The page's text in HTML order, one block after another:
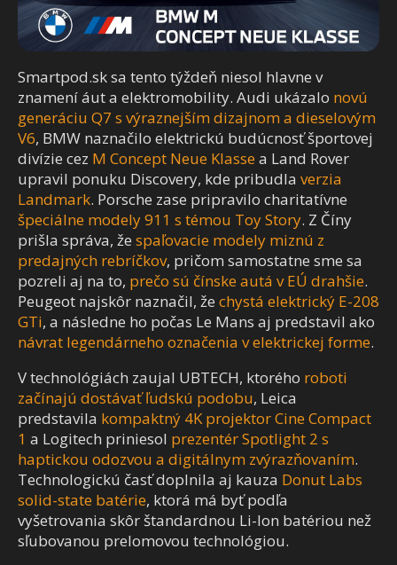
Smartpod.sk sa tento týždeň niesol hlavne v
znamení áut a elektromobility. Audi ukázalo novú
generáciu Q7 s výraznejším dizajnom a dieselovým
V6, BMW naznačilo elektrickú budúcnosť športovej
divízie cez M Concept Neue Klasse a Land Rover
upravil ponuku Discovery, kde pribudla verzia
Landmark. Porsche zase pripravilo charitatívne
špeciálne modely 911 s témou Toy Story. Z Číny
prišla správa, že spaľovacie modely miznú z
predajných rebríčkov, pričom samostatne sme sa
pozreli aj na to, prečo sú čínske autá v EÚ drahšie.
Peugeot najskôr naznačil, že chystá elektrický E-208
GTi, a následne ho počas Le Mans aj predstavil ako
návrat legendárneho označenia v elektrickej forme.
V technológiách zaujal UBTECH, ktorého roboti
začínajú dostávať ľudskú podobu, Leica
predstavila kompaktný 4K projektor Cine Compact
1 a Logitech priniesol prezentér Spotlight 2 s
haptickou odozvou a digitálnym zvýrazňovaním.
Technologickú časť doplnila aj kauza Donut Labs
solid-state batérie, ktorá má byť podľa
vyšetrovania skôr štandardnou Li-Ion batériou než
sľubovanou prelomovou technológiou.